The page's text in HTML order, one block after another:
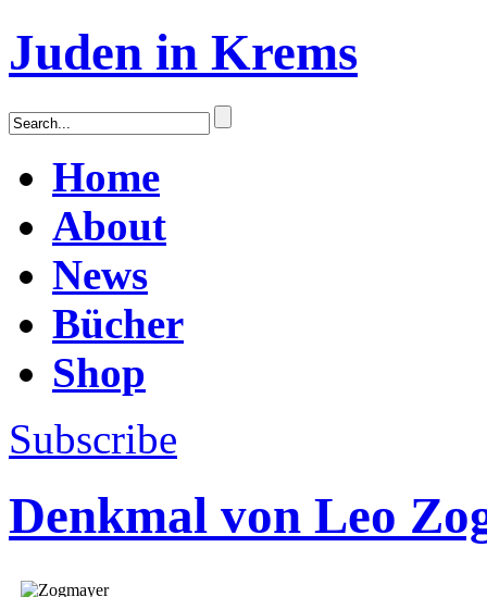
Juden in Krems
Home
About
News
Bücher
Shop
Subscribe
Denkmal von Leo